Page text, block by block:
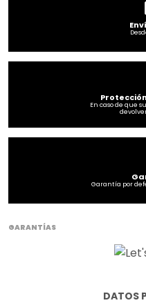
En caso de que
Garantía por
GARANTÍAS
DATOS